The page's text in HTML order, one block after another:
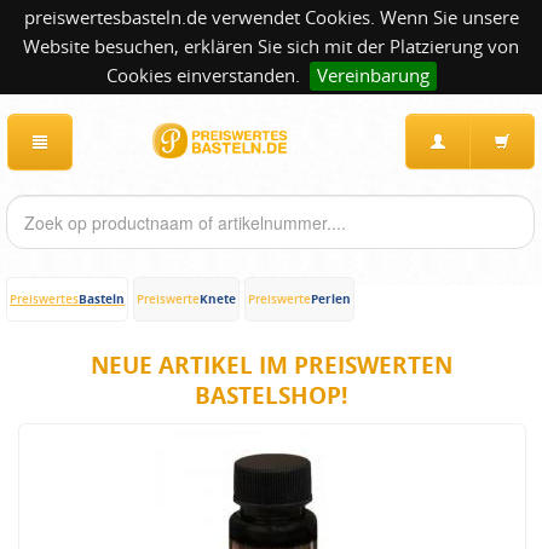
preiswertesbasteln.de verwendet Cookies. Wenn Sie unsere
Website besuchen, erklären Sie sich mit der Platzierung von
Cookies einverstanden.
Vereinbarung
PreiswertesBasteln PreiswerteKnete PreiswertePerlen
NEUE ARTIKEL IM PREISWERTEN
BASTELSHOP!